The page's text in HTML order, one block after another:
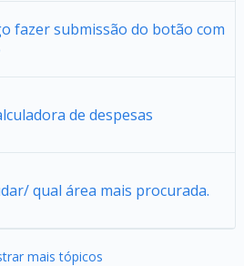
fazer submissão do botão com
de despesas
qual área mais procurada.
mais tópicos